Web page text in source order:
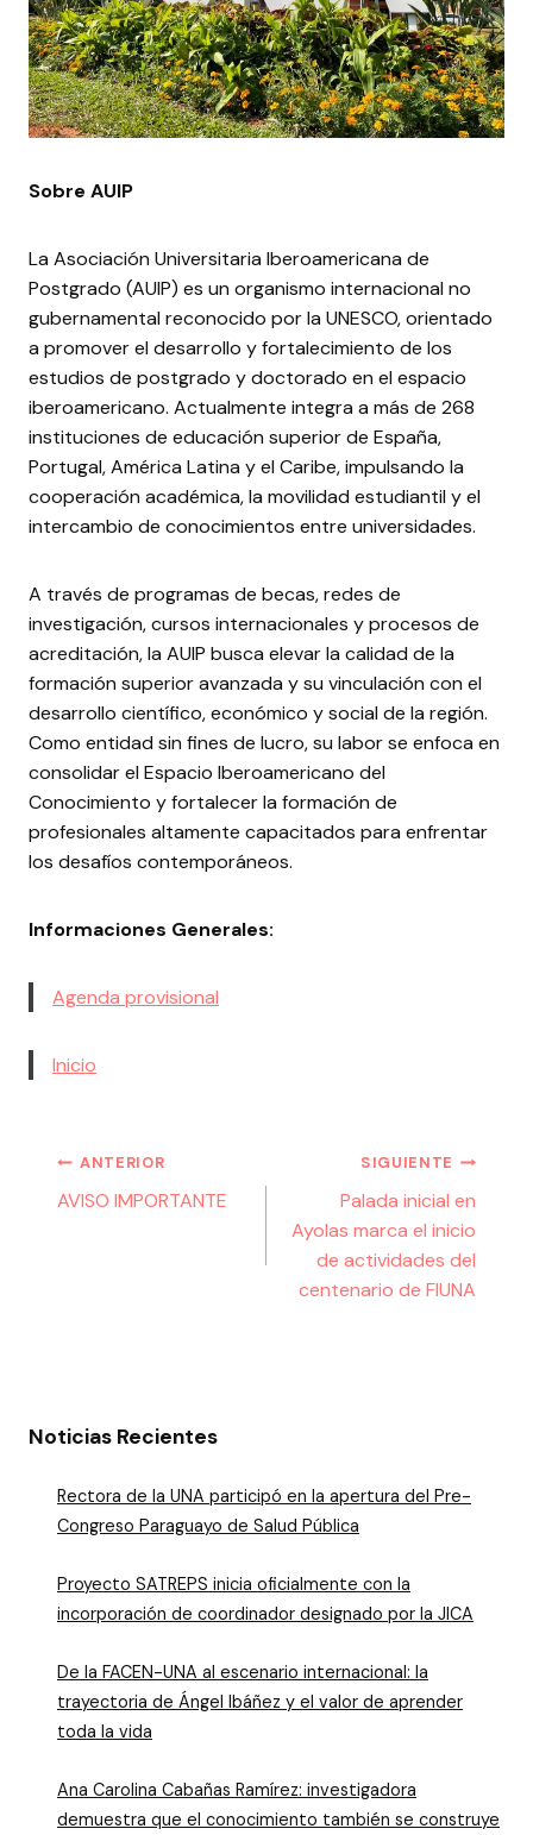
Sobre AUIP
La Asociación Universitaria Iberoamericana de
Postgrado (AUIP) es un organismo internacional no
gubernamental reconocido por la UNESCO, orientado
a promover el desarrollo y fortalecimiento de los
estudios de postgrado y doctorado en el espacio
iberoamericano. Actualmente integra a más de 268
instituciones de educación superior de España,
Portugal, América Latina y el Caribe, impulsando la
cooperación académica, la movilidad estudiantil y el
intercambio de conocimientos entre universidades.
A través de programas de becas, redes de
investigación, cursos internacionales y procesos de
acreditación, la AUIP busca elevar la calidad de la
formación superior avanzada y su vinculación con el
desarrollo científico, económico y social de la región.
Como entidad sin fines de lucro, su labor se enfoca en
consolidar el Espacio Iberoamericano del
Conocimiento y fortalecer la formación de
profesionales altamente capacitados para enfrentar
los desafíos contemporáneos.
Informaciones Generales:
Agenda provisional
Inicio
ANTERIOR
AVISO IMPORTANTE
SIGUIENTE
Palada inicial en
Ayolas marca el inicio
de actividades del
centenario de FIUNA
Noticias Recientes
Rectora de la UNA participó en la apertura del Pre-
Congreso Paraguayo de Salud Pública
Proyecto SATREPS inicia oficialmente con la
incorporación de coordinador designado por la JICA
De la FACEN-UNA al escenario internacional: la
trayectoria de Ángel Ibáñez y el valor de aprender
toda la vida
Ana Carolina Cabañas Ramírez: investigadora
demuestra que el conocimiento también se construye